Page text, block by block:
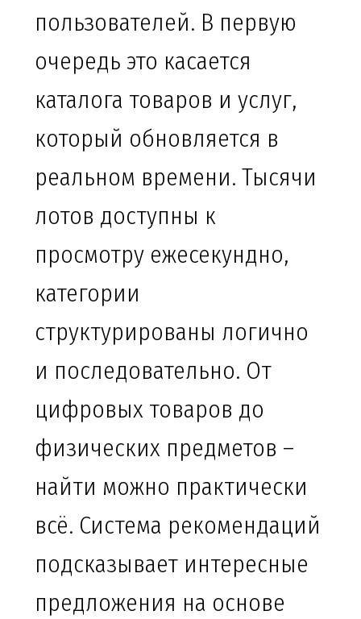
пользователей. В первую
очередь это касается
каталога товаров и услуг,
который обновляется в
реальном времени. Тысячи
лотов доступны к
просмотру ежесекундно,
категории
структурированы логично
и последовательно. От
цифровых товаров до
физических предметов –
найти можно практически
всё. Система рекомендаций
подсказывает интересные
предложения на основе